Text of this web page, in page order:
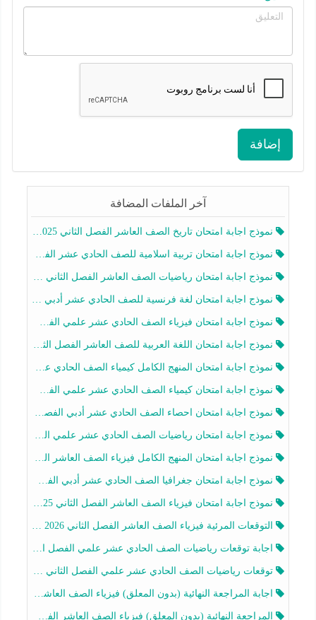
إضافة
آخر الملفات المضافة
نموذج اجابة امتحان تاريخ الصف العاشر الفصل الثاني 2025-2026
نموذج اجابة امتحان تربية اسلامية للصف الحادي عشر الفصل الثاني 2025-2026
نموذج اجابة امتحان رياضيات الصف العاشر الفصل الثاني 2025-2026
نموذج اجابة امتحان لغة فرنسية للصف الحادي عشر أدبي الفصل الثاني 2025-2026
نموذج اجابة امتحان فيزياء الصف الحادي عشر علمي الفصل الثاني 2025-2026
نموذج اجابة امتحان اللغة العربية للصف العاشر الفصل الثاني 2025-2026
نموذج اجابة امتحان المنهج الكامل كيمياء الصف الحادي عشر علمي الفصل الثاني 2025-2026
نموذج اجابة امتحان كيمياء الصف الحادي عشر علمي الفصل الثاني 2025-2026
نموذج اجابة امتحان احصاء الصف الحادي عشر أدبي الفصل الثاني 2025-2026
نموذج اجابة امتحان رياضيات الصف الحادي عشر علمي الفصل الثاني 2025-2026
نموذج اجابة امتحان المنهج الكامل فيزياء الصف العاشر الفصل الثاني 2025-2026
نموذج اجابة امتحان جغرافيا الصف الحادي عشر أدبي الفصل الثاني 2025-2026
نموذج اجابة امتحان فيزياء الصف العاشر الفصل الثاني 2025-2026
التوقعات المرئية فيزياء الصف العاشر الفصل الثاني 2026 أ هيثم الليثي
اجابة توقعات رياضيات الصف الحادي عشر علمي الفصل الثاني 2025-2026 أ عمرو فايز
توقعات رياضيات الصف الحادي عشر علمي الفصل الثاني 2025-2026 أ عمرو فايز
اجابة المراجعة النهائية (بدون المعلق) فيزياء الصف العاشر الفصل الثاني أ أحمد نبيه
المراجعة النهائية (بدون المعلق) فيزياء الصف العاشر الفصل الثاني أ أحمد نبيه